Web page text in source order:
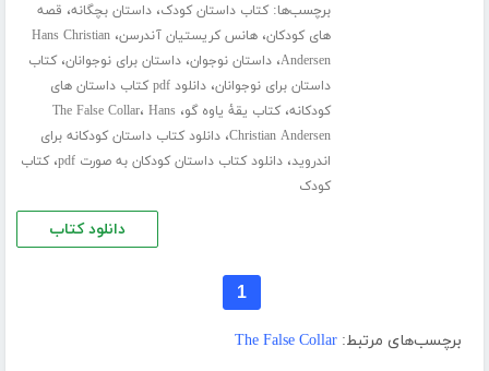
برچسب‌ها:کتاب داستان کودک،داستان بچگانه، قصه
های کودکان،هانس کریستیان آندرسن،Hans Christian
Andersen،داستان نوجوان،داستان برای نوجوانان،کتاب
داستان برای نوجوانان،
دانلود pdf کتاب داستان های
کودکانه،کتاب یقۀ یاوه گو، The False Collar، Hans
Christian Andersen،دانلود کتاب داستان کودکانه برای
اندروید،دانلود کتاب داستان کودکان به صورت pdf ،کتاب
کودک
دانلود کتاب
1
برچسب‌های مرتبط: The False Collar